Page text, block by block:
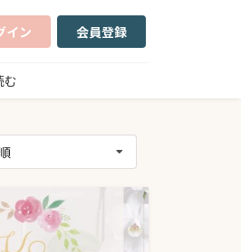
イン 会員登録
む